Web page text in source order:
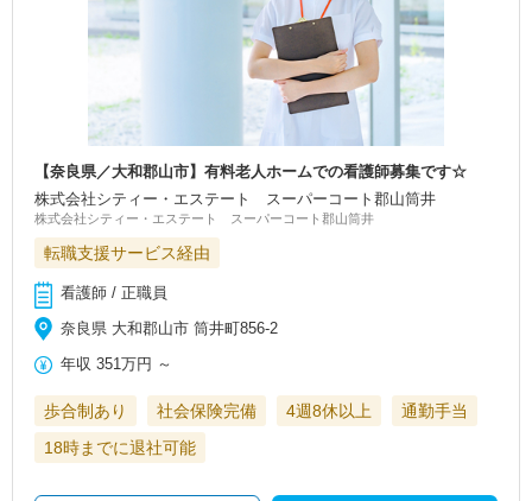
【奈良県／大和郡山市】有料老人ホームでの看護師募集です☆
株式会社シティー・エステート スーパーコート郡山筒井
株式会社シティー・エステート スーパーコート郡山筒井
転職支援サービス経由
看護師 / 正職員
奈良県 大和郡山市 筒井町856-2
年収 351万円 ～
歩合制あり 社会保険完備 4週8休以上
通勤手当
18時までに退社可能